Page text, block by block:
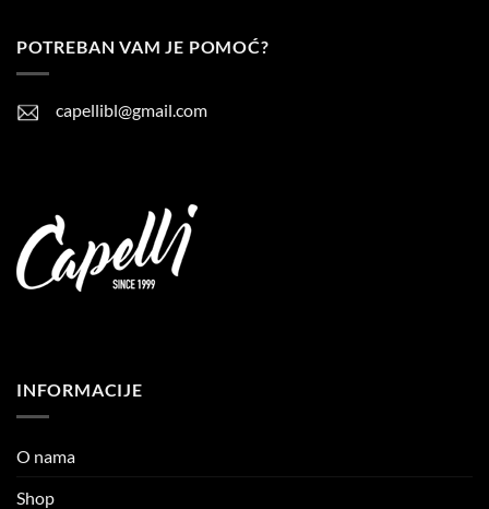
POTREBAN VAM JE POMOĆ?
capellibl@gmail.com
INFORMACIJE
O nama
Shop